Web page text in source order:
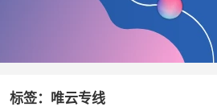
标签：唯云专线